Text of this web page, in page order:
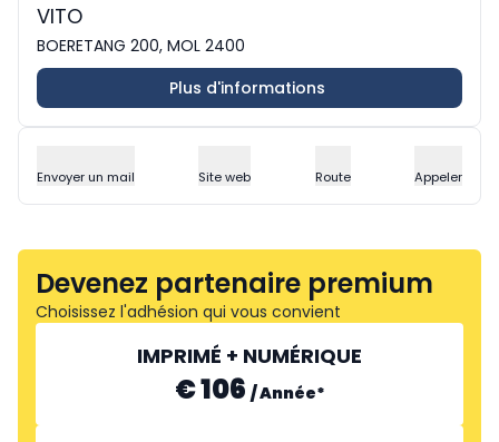
VITO
BOERETANG 200, MOL 2400
Plus d'informations
Envoyer un mail Site web Route Appeler
Devenez partenaire premium
Choisissez l'adhésion qui vous convient
IMPRIMÉ + NUMÉRIQUE
€ 106 /Année*